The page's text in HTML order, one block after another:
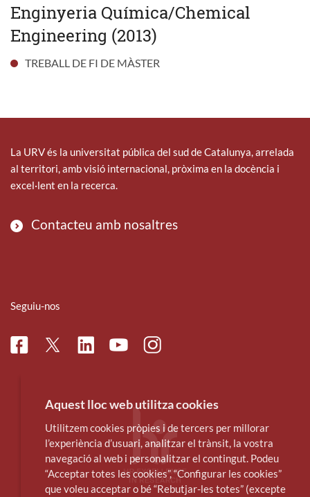
Enginyeria Química/Chemical
Engineering (2013)
TREBALL DE FI DE MÀSTER
La URV és la universitat pública del sud de Catalunya, arrelada
al territori, amb visió internacional, pròxima en la docència i
excel·lent en la recerca.
Contacteu amb nosaltres
Seguiu-nos
FacebookTwitterLinkedinYoutubeInstagram
Aquest lloc web utilitza cookies
Utilitzem cookies pròpies i de tercers per millorar
l’experiència d’usuari, analitzar el trànsit, la vostra
navegació al web i personalitzar el contingut. Podeu
“Acceptar totes les cookies”, “Configurar les cookies”
que voleu acceptar o bé “Rebutjar-les totes” (excepte